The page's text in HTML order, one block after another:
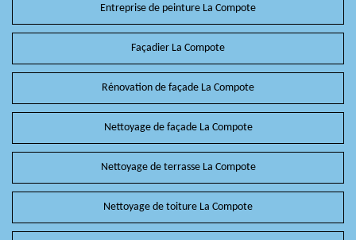
Entreprise de peinture La Compote
Façadier La Compote
Rénovation de façade La Compote
Nettoyage de façade La Compote
Nettoyage de terrasse La Compote
Nettoyage de toiture La Compote